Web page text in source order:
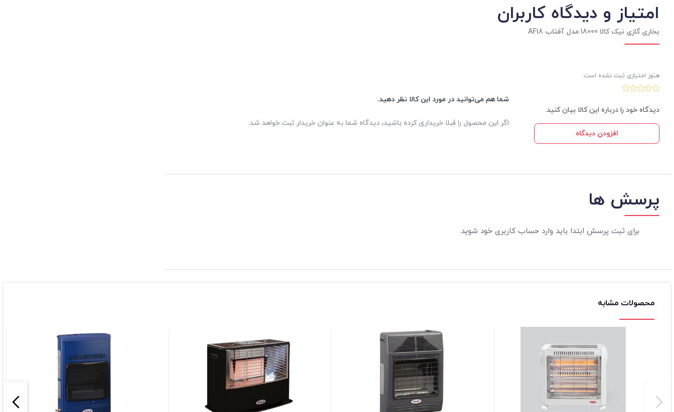
امتیاز و دیدگاه کاربران
بخاری گازی نیک کالا 18000 مدل آفتاب AF18
هنوز امتیازی ثبت نشده است
دیدگاه خود را درباره این کالا بیان کنید.
افزودن دیدگاه
شما هم می‌توانید در مورد این کالا نظر دهید.
اگر این محصول را قبلا خریداری کرده باشید، دیدگاه شما به عنوان خریدار ثبت خواهد شد.
پرسش ها
برای ثبت پرسش ابتدا باید وارد حساب کاربری خود شوید.
محصولات مشابه